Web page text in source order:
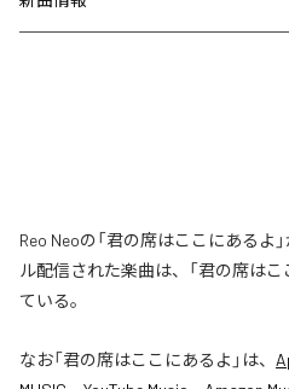
Reo Neoの「君の席はここにあるよ
ル配信された楽曲は、「君の席は
ている。
なお「君の席はここにあるよ 」は、